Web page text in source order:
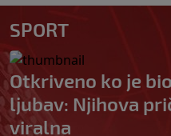
SPORT
Otkriveno ko je
ljubav: Njihova
viralna